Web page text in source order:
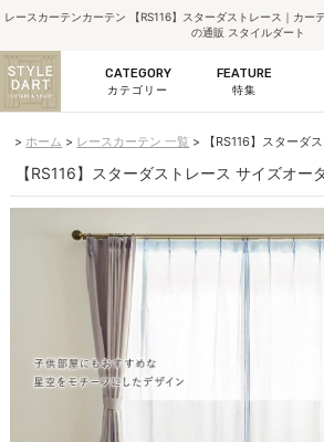
レースカーテンカーテン 【RS116】スターダストレース｜カー
の通販 スタイルダート
CATEGORY
カテゴリー
FEATURE
特集
ホーム レースカーテン 一覧 【RS116】スターダ
【RS116】スターダストレース サイズオー